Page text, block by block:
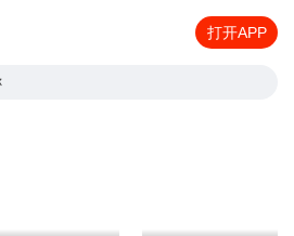
打开APP